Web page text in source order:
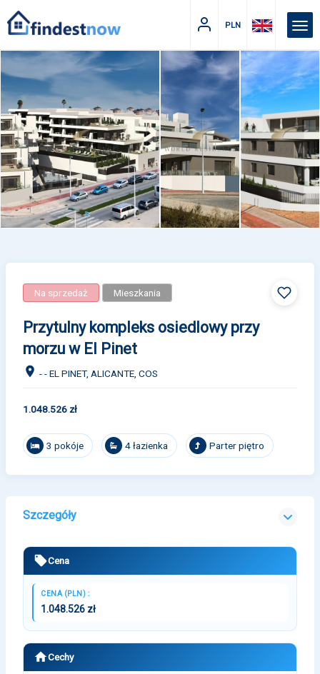
PLN
Na sprzedaż Mieszkania
Przytulny kompleks osiedlowy przy
morzu w El Pinet
- - EL PINET, ALICANTE, COS
1.048.526 zł
3 pokóje 4 łazienka Parter piętro
Szczegóły
Cena
CENA (PLN) :
1.048.526 zł
Cechy